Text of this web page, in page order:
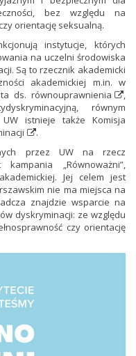
bez względu na
orientację seksualną.
instytucje, których
na uczelni środowiska
Są torzecznik akademicki
akademickiej m.in. w
ds. równouprawnienia
,
równym
istnieje także Komisja
.
przez UW na rzecz
„Równoważni”,
Jej celem jest
nie ma miejsca na
znajdzie wsparcie na
dyskryminacji: ze względu
czy orientację